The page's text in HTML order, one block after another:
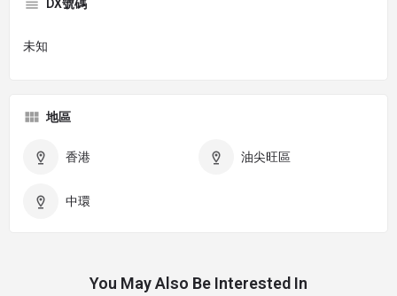
DX號碼
未知
地區
香港 油尖旺區
中環
You May Also Be Interested In